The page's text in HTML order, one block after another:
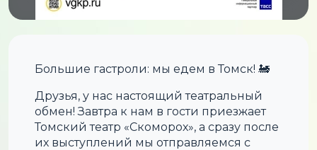
Большие гастроли: мы едем в Томск! 🚂
Друзья, у нас настоящий театральный
обмен! Завтра к нам в гости приезжает
Томский театр «Скоморох», а сразу после
их выступлений мы отправляемся с